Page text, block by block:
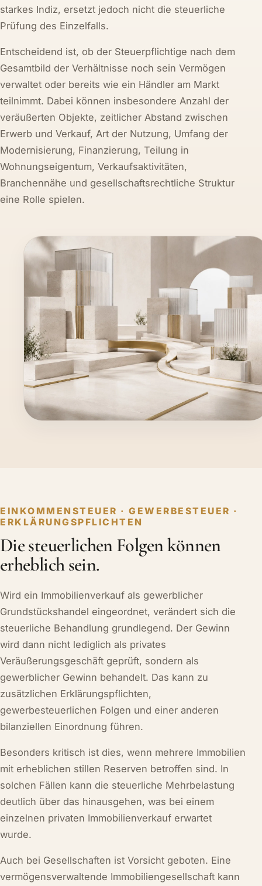
starkes Indiz, ersetzt jedoch nicht die steuerliche
Prüfung des Einzelfalls.
Entscheidend ist, ob der Steuerpflichtige nach dem
Gesamtbild der Verhältnisse noch sein Vermögen
verwaltet oder bereits wie ein Händler am Markt
teilnimmt. Dabei können insbesondere Anzahl der
veräußerten Objekte, zeitlicher Abstand zwischen
Erwerb und Verkauf, Art der Nutzung, Umfang der
Modernisierung, Finanzierung, Teilung in
Wohnungseigentum, Verkaufsaktivitäten,
Branchennähe und gesellschaftsrechtliche Struktur
eine Rolle spielen.
EINKOMMENSTEUER · GEWERBESTEUER ·
ERKLÄRUNGSPFLICHTEN
Die steuerlichen Folgen können
erheblich sein.
Wird ein Immobilienverkauf als gewerblicher
Grundstückshandel eingeordnet, verändert sich die
steuerliche Behandlung grundlegend. Der Gewinn
wird dann nicht lediglich als privates
Veräußerungsgeschäft geprüft, sondern als
gewerblicher Gewinn behandelt. Das kann zu
zusätzlichen Erklärungspflichten,
gewerbesteuerlichen Folgen und einer anderen
bilanziellen Einordnung führen.
Besonders kritisch ist dies, wenn mehrere Immobilien
mit erheblichen stillen Reserven betroffen sind. In
solchen Fällen kann die steuerliche Mehrbelastung
deutlich über das hinausgehen, was bei einem
einzelnen privaten Immobilienverkauf erwartet
wurde.
Auch bei Gesellschaften ist Vorsicht geboten. Eine
vermögensverwaltende Immobiliengesellschaft kann